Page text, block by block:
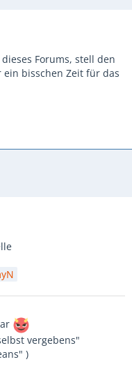
Forums, stell den
bisschen Zeit für das
vergebens"
)